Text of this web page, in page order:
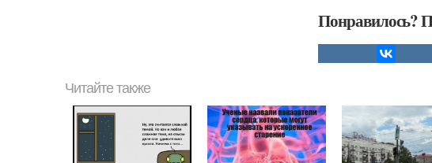
Понравилось?
Читайте также